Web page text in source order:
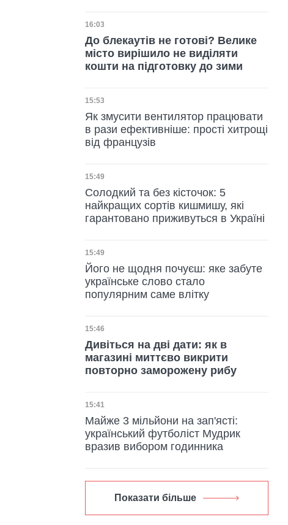
Дата публікації
16:03
До блекаутів не готові? Велике
місто вирішило не виділяти
кошти на підготовку до зими
Дата публікації
15:53
Як змусити вентилятор працювати
в рази ефективніше: прості хитрощі
від французів
Дата публікації
15:49
Солодкий та без кісточок: 5
найкращих сортів кишмишу, які
гарантовано приживуться в Україні
Дата публікації
15:49
Його не щодня почуєш: яке забуте
українське слово стало
популярним саме влітку
Дата публікації
15:46
Дивіться на дві дати: як в
магазині миттєво викрити
повторно заморожену рибу
Дата публікації
15:41
Майже 3 мільйони на зап'ясті:
український футболіст Мудрик
вразив вибором годинника
Показати більше